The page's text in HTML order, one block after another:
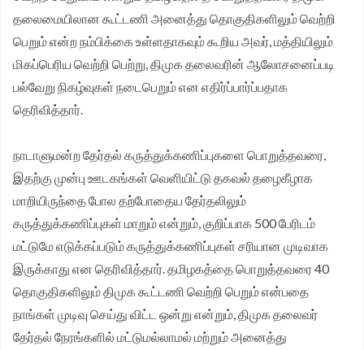
தலைமையிலான கூட்டணி அனைத்து தொகுதிகளிலும் வெற்றி
பெறும் என்ற நம்பிக்கை உள்ளதாகவும் கூறிய அவர், மத்தியிலும்
மிகப்பெரிய வெற்றி பெற்று, திமுக தலைவரின் ஆலோசனைப்படி
பல்வேறு நிகழ்வுகள் நடைபெறும் என எதிர்ப்பார்ப்பதாக
தெரிவித்தார்.
நாடாளுமன்ற தேர்தல் கருத்துக்கணிப்புகளை பொறுத்தவரை,
இதற்கு முன்பு ஊடகங்கள் வெளியிட்டு தகவல் தழைகீழாக
மாறியிருந்தை போல தற்போதைய தேர்தலிலும்
கருத்துக்கணிப்புகள் மாறும் என்றும், குறிப்பாக 500 பேரிடம்
மட்டுமே எடுக்கப்படும் கருத்துக்கணிப்புகள் சரியான முடிவாக
இருக்காது என தெரிவித்தார். தமிழகத்தை பொறுத்தவரை 40
தொகுதிகளிலும் திமுக கூட்டணி வெற்றி பெறும் என்பதை
நாங்கள் முடிவு செய்து விட்ட ஒன்று என்றும், திமுக தலைவர்
தேர்தல் நேரங்களில் மட்டுமல்லாமல் மற்றும் அனைத்து